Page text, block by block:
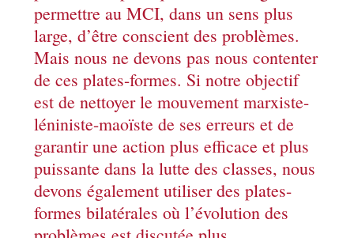
permettre au MCI, dans un sens plus
large, d’être conscient des problèmes.
Mais nous ne devons pas nous contenter
de ces plates-formes. Si notre objectif
est de nettoyer le mouvement marxiste-
léniniste-maoïste de ses erreurs et de
garantir une action plus efficace et plus
puissante dans la lutte des classes, nous
devons également utiliser des plates-
formes bilatérales où l’évolution des